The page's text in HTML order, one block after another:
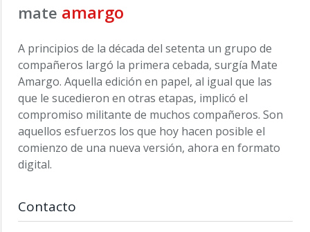
mate amargo
A principios de la década del setenta un grupo de
compañeros largó la primera cebada, surgía Mate
Amargo. Aquella edición en papel, al igual que las
que le sucedieron en otras etapas, implicó el
compromiso militante de muchos compañeros. Son
aquellos esfuerzos los que hoy hacen posible el
comienzo de una nueva versión, ahora en formato
digital.
Contacto